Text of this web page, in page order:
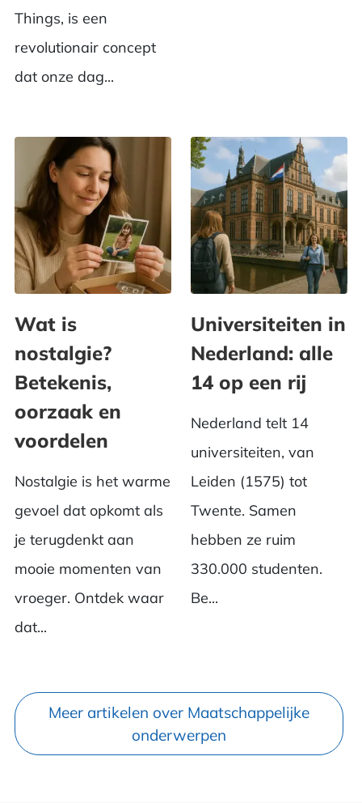
Things, is een
revolutionair concept
dat onze dag...
Wat is
nostalgie?
Betekenis,
oorzaak en
voordelen
Nostalgie is het warme
gevoel dat opkomt als
je terugdenkt aan
mooie momenten van
vroeger. Ontdek waar
dat...
Universiteiten in
Nederland: alle
14 op een rij
Nederland telt 14
universiteiten, van
Leiden (1575) tot
Twente. Samen
hebben ze ruim
330.000 studenten.
Be...
Meer artikelen over Maatschappelijke
onderwerpen